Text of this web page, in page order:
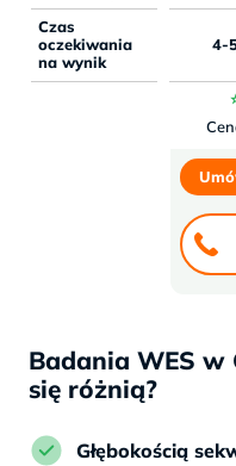
Czas
oczekiwania
na wynik
4-
Badania WES w
się różnią?
Głębokością